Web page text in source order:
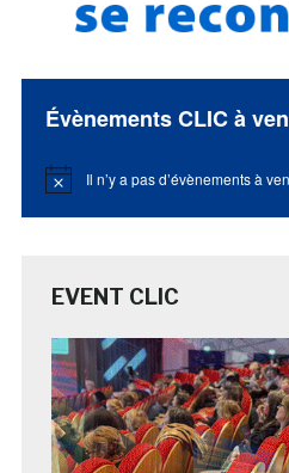
Évènements CLIC à
Notice Il n’y a pas d’évènements à
EVENT CLIC